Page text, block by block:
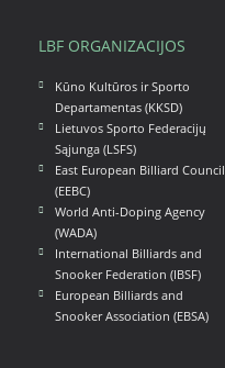
LBF ORGANIZACIJOS
Kūno Kultūros ir Sporto
Departamentas (KKSD)
Lietuvos Sporto Federacijų
Sąjunga (LSFS)
East European Billiard Council
(EEBC)
World Anti-Doping Agency
(WADA)
International Billiards and
Snooker Federation (IBSF)
European Billiards and
Snooker Association (EBSA)